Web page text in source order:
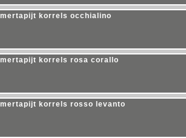
korrels occhialino
korrels rosa corallo
korrels rosso levanto